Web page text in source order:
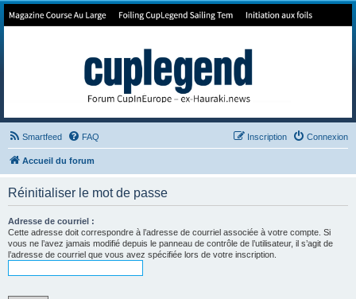
Forum de Cup In Europe
Smartfeed FAQ Connexion
Inscription
Accueil du forum
Réinitialiser le mot de passe
Adresse de courriel :
Cette adresse doit correspondre à l’adresse de courriel associée à votre compte. Si
vous ne l’avez jamais modifié depuis le panneau de contrôle de l’utilisateur, il s’agit de
l’adresse de courriel que vous avez spécifiée lors de votre inscription.